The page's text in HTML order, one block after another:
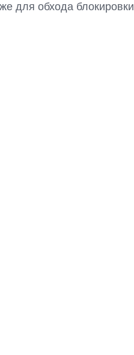
для обхода блокировки